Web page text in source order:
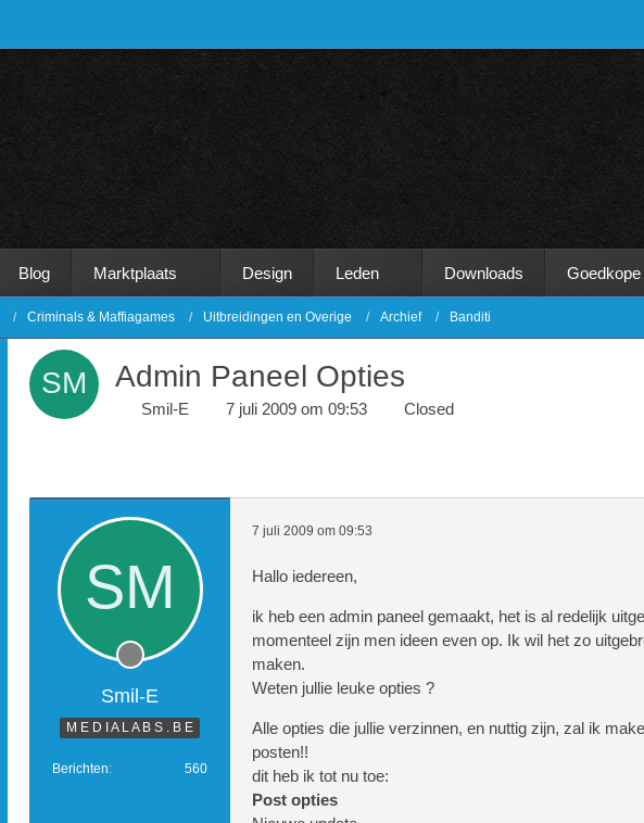
Blog Marktplaats Design Leden Downloads
Criminals & Maffiagames Uitbreidingen en Overige Archief Banditi
Admin Paneel Opties
Smil-E 7 juli 2009 om 09:53 Closed
Smil-E
M E D I A L A B S . B E
Berichten 560
7 juli 2009 om 09:53
Hallo iedereen,
ik heb een admin paneel gemaakt, het is al redelijk
momenteel zijn men ideen even op. Ik wil het zo
maken.
Weten jullie leuke opties ?
Alle opties die jullie verzinnen, en nuttig zijn, zal ik
posten!!
dit heb ik tot nu toe:
Post opties